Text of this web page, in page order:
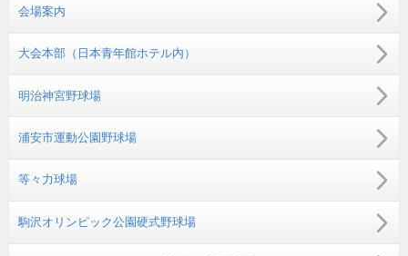
会場案内
大会本部（日本青年館ホテル内）
明治神宮野球場
浦安市運動公園野球場
等々力球場
駒沢オリンピック公園硬式野球場